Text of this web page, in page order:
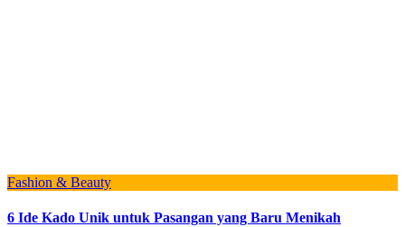
Fashion & Beauty
6 Ide Kado Unik untuk Pasangan yang Baru Menikah